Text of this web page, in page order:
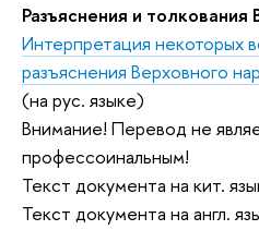
Разъяснения и
Интерпретация некоторых
разъяснения Верховного
(на рус. языке)
Внимание! Перевод не
профессоинальным!
Текст документа на кит.
Текст документа на англ.